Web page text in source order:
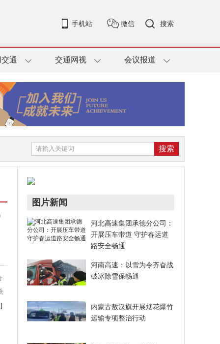
手机站 微信 搜索
通 交通网视 会议报道
图片新闻
河北高速集团承德分公司：
开展压车带道 守护春运道
路安全畅通
河南高速：以雪为令齐奋战
破冰除雪保畅通
内蒙古敖汉旗开展烟花爆竹
运输专项整治行动